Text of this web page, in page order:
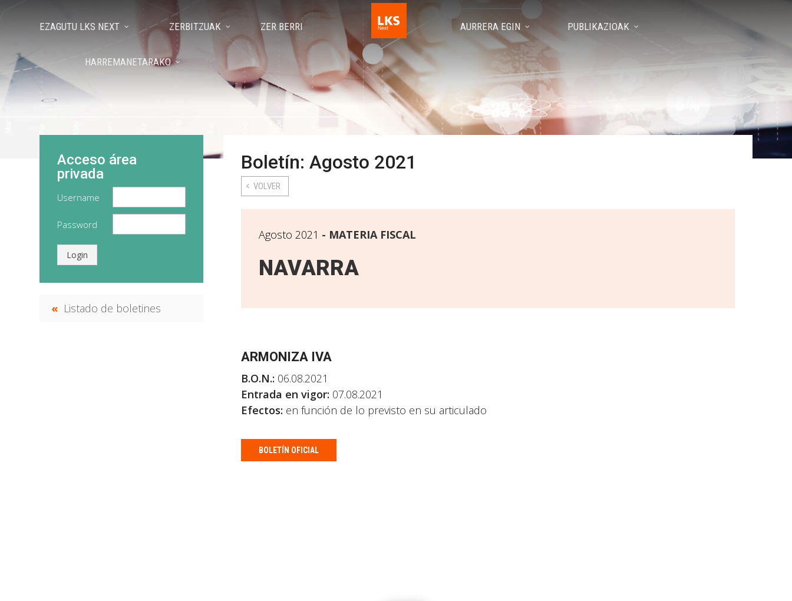
EZAGUTU LKS NEXT ZERBITZUAK ZER BERRI AURRERA EGIN PUBLIKAZIOAK
HARREMANETARAKO
Boletín: Agosto 2021
VOLVER
Agosto 2021 MATERIA FISCAL
NAVARRA
ARMONIZA IVA
B.O.N.: 06.08.2021
Entrada en vigor: 07.08.2021
Efectos: en función de lo previsto en su articulado
BOLETÍN OFICIAL
Acceso área
privada
Username
Password
Login
Listado de boletines